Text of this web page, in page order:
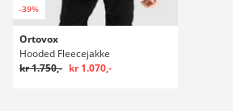
-39%
Ortovox
Hooded Fleecejakke
kr 1.750,- kr 1.070,-